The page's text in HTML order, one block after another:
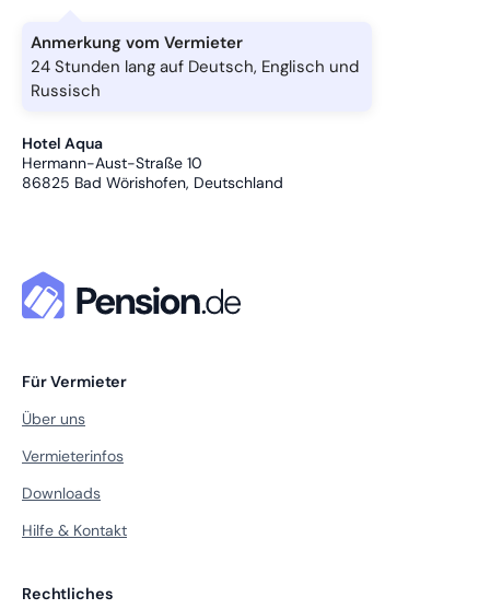
Anmerkung vom Vermieter
24 Stunden lang auf Deutsch, Englisch und
Russisch
Hotel Aqua
Hermann-Aust-Straße 10
86825 Bad Wörishofen, Deutschland
Für Vermieter
Über uns
Vermieterinfos
Downloads
Hilfe & Kontakt
Rechtliches